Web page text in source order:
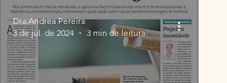
Dra.Andrea Pereira
3 de jul. de 2024
3 min de leitura